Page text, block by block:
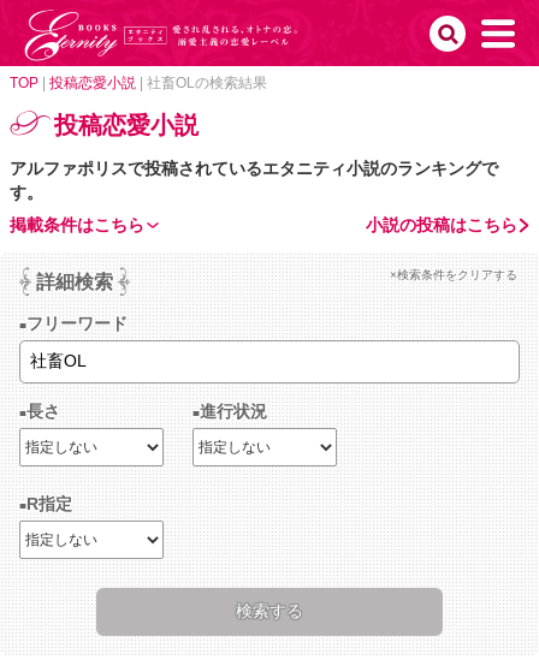
TOP 投稿恋愛小説 社畜OLの検索結果
投稿恋愛小説
アルファポリスで投稿されているエタニティ小説のランキングで
す。
小説の投稿はこちら
掲載条件はこちら
詳細検索 ×検索条件をクリアする
フリーワード
長さ 進行状況
R指定